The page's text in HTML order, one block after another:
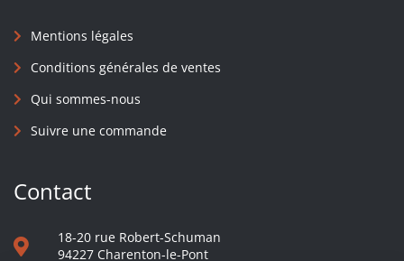
Mentions légales
Conditions générales de ventes
Qui sommes-nous
Suivre une commande
Contact
18-20 rue Robert-Schuman
94227 Charenton-le-Pont